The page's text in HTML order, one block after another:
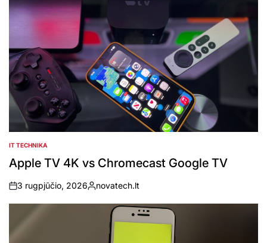
POSTED
IN
IT TECHNIKA
Apple TV 4K vs Chromecast Google TV
on
3 rugpjūčio, 2026
Posted
by
novatech.lt